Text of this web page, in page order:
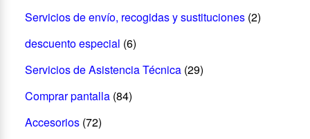
Servicios de envío, recogidas y sustituciones (2)
descuento especial (6)
Servicios de Asistencia Técnica (29)
Comprar pantalla (84)
Accesorios (72)